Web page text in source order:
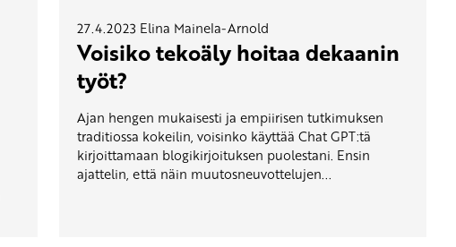
27.4.2023 Elina Mainela-Arnold
Voisiko tekoäly hoitaa dekaanin
työt?
Ajan hengen mukaisesti ja empiirisen tutkimuksen
traditiossa kokeilin, voisinko käyttää Chat GPT:tä
kirjoittamaan blogikirjoituksen puolestani. Ensin
ajattelin, että näin muutosneuvottelujen...